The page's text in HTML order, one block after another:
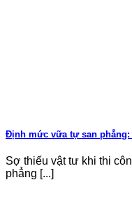
Định mức vữa tự san
Sợ thiếu vật tư khi thi
phẳng [...]